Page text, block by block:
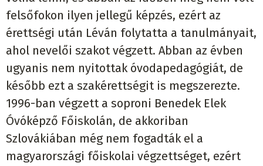
felsőfokon ilyen jellegű képzés, ezért az
érettségi után Léván folytatta a tanulmányait,
ahol nevelői szakot végzett. Abban az évben
ugyanis nem nyitottak óvodapedagógiát, de
később ezt a szakérettségit is megszerezte.
1996-ban végzett a soproni Benedek Elek
Óvóképző Főiskolán, de akkoriban
Szlovákiában még nem fogadták el a
magyarországi főiskolai végzettséget, ezért